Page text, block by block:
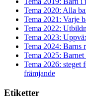
Tema 2020: Alla
Tema 2021: Varje
Tema 2022:
Tema 2023:
Tema 2024: Barns
Tema 2025: Barnet
Tema 2026: steget
främjande
Etiketter